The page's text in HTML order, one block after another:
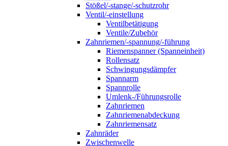
Stößel/-stange/-schutzrohr
Ventil/-einstellung
Ventilbetätigung
Ventile/Zubehör
Zahnriemen/-spannung/-führung
Riemenspanner (Spanneinheit)
Rollensatz
Schwingungsdämpfer
Spannarm
Spannrolle
Umlenk-/Führungsrolle
Zahnriemen
Zahnriemenabdeckung
Zahnriemensatz
Zahnräder
Zwischenwelle